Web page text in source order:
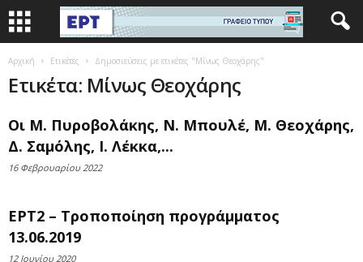
Αρχική Ετικέτες Δημοσιεύσεις με ετικέτες "Μίνως Θεοχάρης"
Ετικέτα: Μίνως Θεοχάρης
Οι Μ. Πυροβολάκης, Ν. Μπουλέ, Μ. Θεοχάρης,
Δ. Σαμόλης, Ι. Λέκκα,...
16 Φεβρουαρίου 2022
ΕΡΤ2 – Τροποποίηση προγράμματος
13.06.2019
12 Ιουνίου 2020